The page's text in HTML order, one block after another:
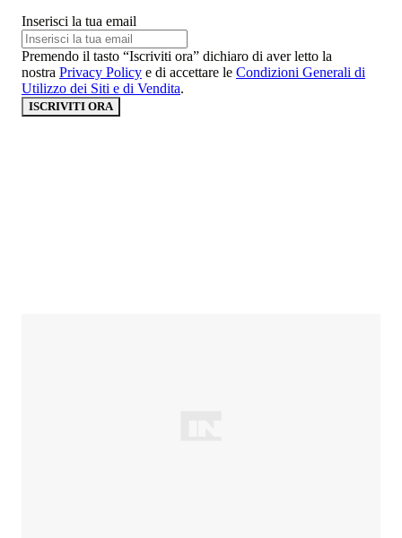
Inserisci la tua email
Premendo il tasto “Iscriviti ora” dichiaro di aver letto la
nostra Privacy Policy e di accettare le Condizioni Generali di
Utilizzo dei Siti e di Vendita.
ISCRIVITI ORA